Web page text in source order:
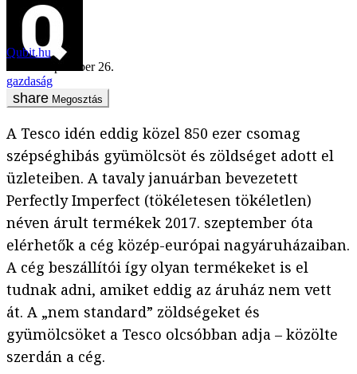
Qubit.hu
2018. szeptember 26.
gazdaság
Megosztás
A Tesco idén eddig közel 850 ezer csomag
szépséghibás gyümölcsöt és zöldséget adott el
üzleteiben. A tavaly januárban bevezetett
Perfectly Imperfect (tökéletesen tökéletlen)
néven árult termékek 2017. szeptember óta
elérhetők a cég közép-európai nagyáruházaiban.
A cég beszállítói így olyan termékeket is el
tudnak adni, amiket eddig az áruház nem vett
át. A „nem standard” zöldségeket és
gyümölcsöket a Tesco olcsóbban adja – közölte
szerdán a cég.